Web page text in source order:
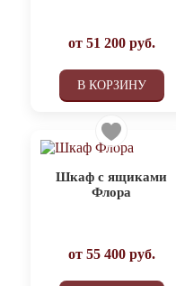
от 51 200руб.
В КОРЗИНУ
Шкаф с ящиками
Флора
от 55 400руб.